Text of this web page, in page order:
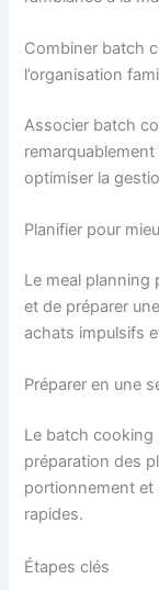
Combiner batch
l’organisation
Associer batch
optimiser la
Planifier pour
Le meal planning
et de préparer
achats impulsifs
Préparer en une
Le batch cooking
préparation des
portionnement et
rapides.
Étapes clés